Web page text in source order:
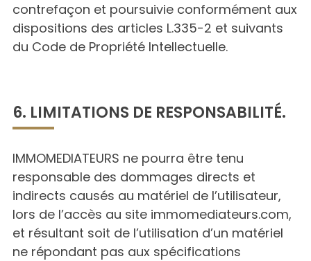
contrefaçon et poursuivie conformément aux
dispositions des articles L.335-2 et suivants
du Code de Propriété Intellectuelle.
6. LIMITATIONS DE RESPONSABILITÉ.
IMMOMEDIATEURS ne pourra être tenu
responsable des dommages directs et
indirects causés au matériel de l’utilisateur,
lors de l’accès au site immomediateurs.com,
et résultant soit de l’utilisation d’un matériel
ne répondant pas aux spécifications